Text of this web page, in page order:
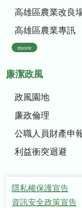
高雄區農業改良
高雄區農業專訊
more
廉潔政風
政風園地
廉政倫理
公職人員財產申
利益衝突迴避
隱私權保護宣告
資訊安全政策宣告